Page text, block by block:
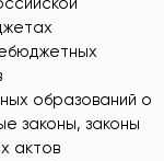
образований о
законы, законы
актов